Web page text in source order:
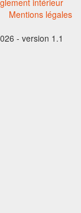
intérieur
Mentions légales
- version 1.1